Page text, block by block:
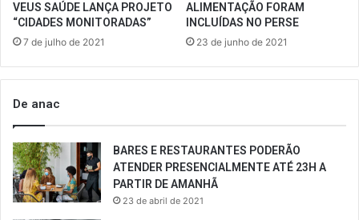
VEUS SAÚDE LANÇA PROJETO
“CIDADES MONITORADAS”
7 de julho de 2021
ALIMENTAÇÃO FORAM
INCLUÍDAS NO PERSE
23 de junho de 2021
De anac
BARES E RESTAURANTES PODERÃO
ATENDER PRESENCIALMENTE ATÉ 23H A
PARTIR DE AMANHÃ
23 de abril de 2021